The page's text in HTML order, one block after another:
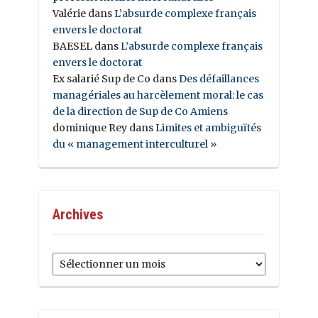
Valérie dansL’absurde complexe français
envers le doctorat
BAESEL dansL’absurde complexe français
envers le doctorat
Ex salarié Sup de Co dans Des défaillances
managériales au harcèlement moral: le cas
de la direction de Sup de Co Amiens
dominique Rey dansLimites et ambiguïtés
du « management interculturel »
Archives
Archives